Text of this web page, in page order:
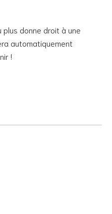
donne droit à une
automatiquement
!